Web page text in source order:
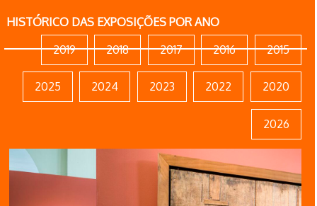
HISTÓRICO DAS EXPOSIÇÕES POR ANO
2015
2016
2017
2018
2019
2020
2022
2023
2024
2025
2026